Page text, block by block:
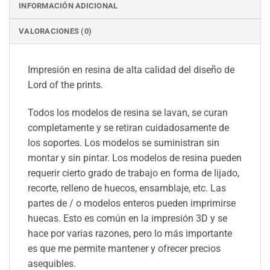
INFORMACIÓN ADICIONAL
VALORACIONES (0)
Impresión en resina de alta calidad del diseño de
Lord of the prints.
Todos los modelos de resina se lavan, se curan
completamente y se retiran cuidadosamente de
los soportes. Los modelos se suministran sin
montar y sin pintar. Los modelos de resina pueden
requerir cierto grado de trabajo en forma de lijado,
recorte, relleno de huecos, ensamblaje, etc. Las
partes de / o modelos enteros pueden imprimirse
huecas. Esto es común en la impresión 3D y se
hace por varias razones, pero lo más importante
es que me permite mantener y ofrecer precios
asequibles.